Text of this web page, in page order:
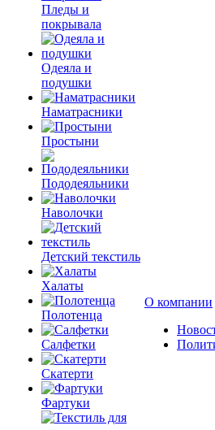
Пледы и
покрывала
Одеяла и
подушки
Наматрасники
Простыни
Пододеяльники
Наволочки
Детский текстиль
Халаты
Полотенца
Салфетки
Скатерти
Фартуки
О компании